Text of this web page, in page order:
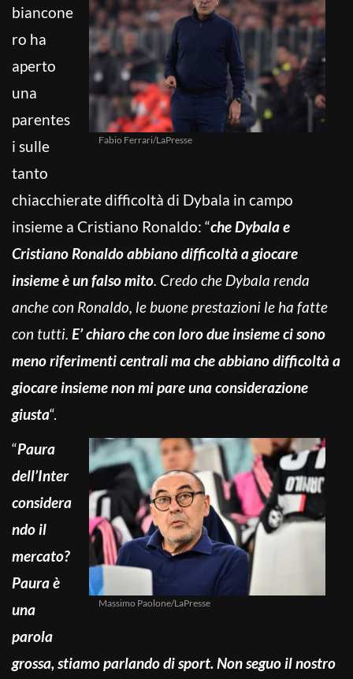
Fabio Ferrari/LaPresse
biancone
ro ha
aperto
una
parentes
i sulle
tanto
chiacchierate difficoltà di Dybala in campo
insieme a Cristiano Ronaldo: “che Dybala e
Cristiano Ronaldo abbiano difficoltà a giocare
insieme è un falso mito. Credo che Dybala renda
anche con Ronaldo, le buone prestazioni le ha fatte
con tutti. E’ chiaro che con loro due insieme ci sono
meno riferimenti centrali ma che abbiano difficoltà a
giocare insieme non mi pare una considerazione
giusta“.
Massimo Paolone/LaPresse
“Paura
dell’Inter
considera
ndo il
mercato?
Paura è
una
parola
grossa, stiamo parlando di sport. Non seguo il nostro